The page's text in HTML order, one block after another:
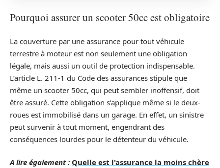
Pourquoi assurer un scooter 50cc est obligatoire
La couverture par une assurance pour tout véhicule
terrestre à moteur est non seulement une obligation
légale, mais aussi un outil de protection indispensable.
L’article L. 211-1 du Code des assurances stipule que
même un scooter 50cc, qui peut sembler inoffensif, doit
être assuré. Cette obligation s’applique même si le deux-
roues est immobilisé dans un garage. En effet, un sinistre
peut survenir à tout moment, engendrant des
conséquences lourdes pour le détenteur du véhicule.
A lire également : Quelle est l'assurance la moins chère